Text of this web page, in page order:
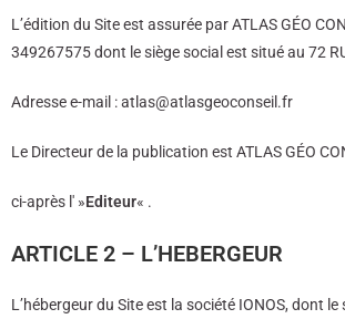
L’édition du Site est assurée par ATLAS GÉO
349267575 dont le siège social est situé au 72
Adresse e-mail : atlas@atlasgeoconseil.fr
Le Directeur de la publication est ATLAS GÉO
ci-après l' »Editeur« .
ARTICLE 2 – L’HEBERGEUR
L’hébergeur du Site est la société IONOS, dont